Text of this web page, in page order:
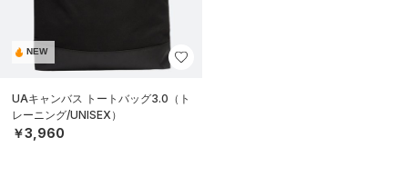
NEW
UAキャンバス トートバッグ3.0（ト
レーニング/UNISEX）
￥3,960